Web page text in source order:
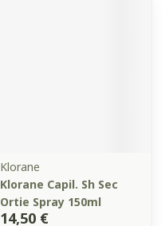
Klorane
Klorane Capil. Sh Sec
Ortie Spray 150ml
14,50 €